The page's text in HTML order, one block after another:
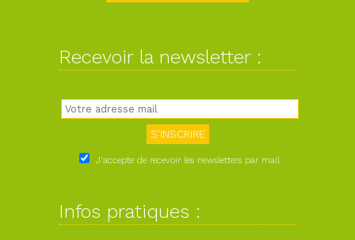
Recevoir la newsletter :
J'accepte de recevoir les newsletters par mail
Infos pratiques :